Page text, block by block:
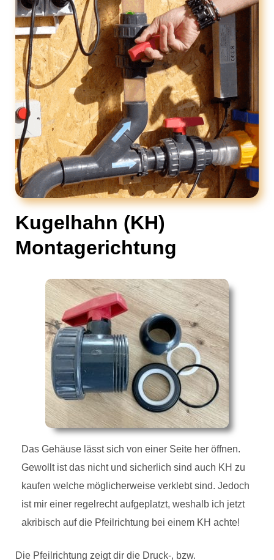
Kugelhahn (KH)
Montagerichtung
Das Gehäuse lässt sich von einer Seite her öffnen.
Gewollt ist das nicht und sicherlich sind auch KH zu
kaufen welche möglicherweise verklebt sind. Jedoch
ist mir einer regelrecht aufgeplatzt, weshalb ich jetzt
akribisch auf die Pfeilrichtung bei einem KH achte!
Die Pfeilrichtung zeigt dir die Druck-, bzw.